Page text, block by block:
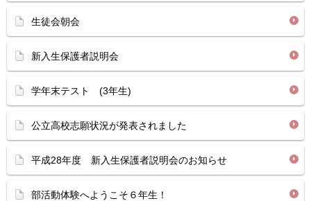
生徒会朝会
新入生保護者説明会
学年末テスト (3年生)
公立高校志願状況が発表されました
平成28年度 新入生保護者説明会のお知らせ
部活動体験へようこそ６年生！